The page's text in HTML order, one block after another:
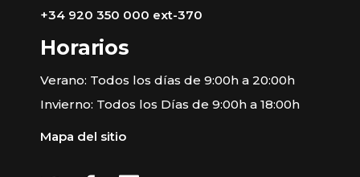
+34 920 350 000 ext-370
Horarios
Verano: Todos los días de 9:00h a 20:00h
Invierno: Todos los Días de 9:00h a 18:00h
Mapa del sitio